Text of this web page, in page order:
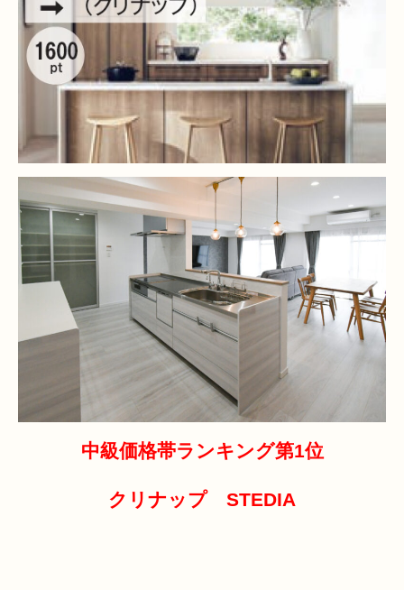
中級価格帯ランキング第1位
クリナップ STEDIA